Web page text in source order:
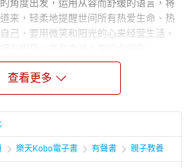
角度出发，运用从容而舒缓的语言，将
来，轻柔地提醒世间所有热爱生命、热
己，要用微笑和阳光的心来经营生活。
组是一个聚焦大众心理自助领域的编著团
中于 2024 年由中国纺织出版社有限公司
均避开了深奥的心理学理论堆砌，要么
的策略讲解呈现内容。比如《谈判中的
象理论，《心理博弈》直接聚焦可操作
查看更多
樂天Kobo電子書 有聲書 親子教養